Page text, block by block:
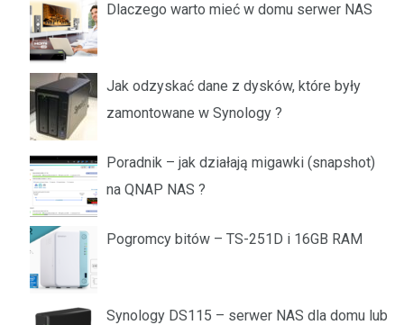
Dlaczego warto mieć w domu serwer NAS
Jak odzyskać dane z dysków, które były
zamontowane w Synology ?
Poradnik – jak działają migawki (snapshot)
na QNAP NAS ?
Pogromcy bitów – TS-251D i 16GB RAM
Synology DS115 – serwer NAS dla domu lub